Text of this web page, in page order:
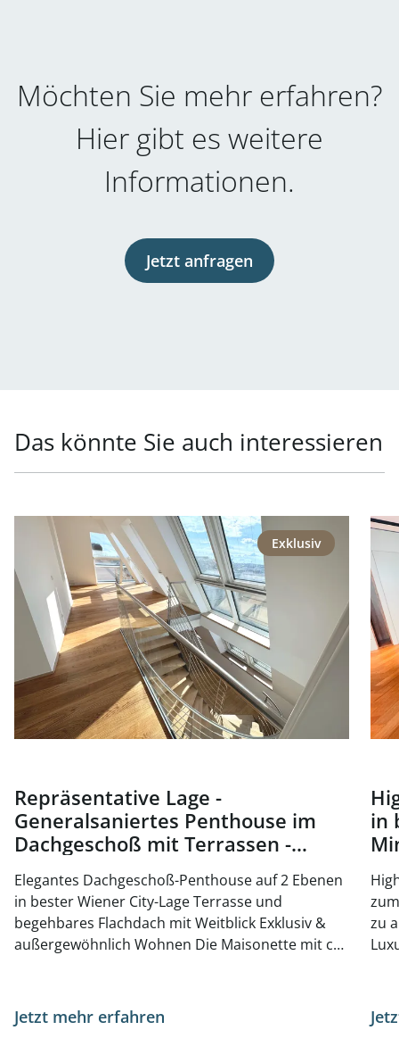
Möchten Sie mehr erfahren?
Hier gibt es weitere
Informationen.
Jetzt anfragen
Das könnte Sie auch interessieren
Link zur Seite Repräsentative Lage - Generalsaniertes
Exklusiv
Repräsentative Lage -
Generalsaniertes Penthouse im
Dachgeschoß mit Terrassen -
kaufen in 1010 Wien
Elegantes Dachgeschoß-Penthouse auf 2 Ebenen
in bester Wiener City-Lage Terrasse und
begehbares Flachdach mit Weitblick Exklusiv &
außergewöhnlich Wohnen Die Maisonette mit ca.
sich mit höchstem Wohnkomfort. Ebene 1 -
Vorraum - Gäste-WC - Wohnbereich -
Jetzt mehr erfahren
in
zu